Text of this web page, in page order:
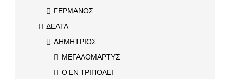
ΓΕΡΜΑΝΟΣ
ΔΕΛΤΑ
ΔΗΜΗΤΡΙΟΣ
ΜΕΓΑΛΟΜΑΡΤΥΣ
Ο ΕΝ ΤΡΙΠΟΛΕΙ